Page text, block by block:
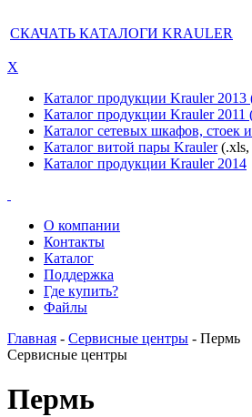
СКАЧАТЬ КАТАЛОГИ KRAULER
X
Каталог продукции Krauler 2013
Каталог продукции Krauler 2011
Каталог сетевых шкафов, стоек
Каталог витой пары Krauler(.xls,
Каталог продукции Krauler 2014
О компании
Контакты
Каталог
Поддержка
Где купить?
Файлы
Главная - Сервисные центры - Пермь
Сервисные центры
Пермь